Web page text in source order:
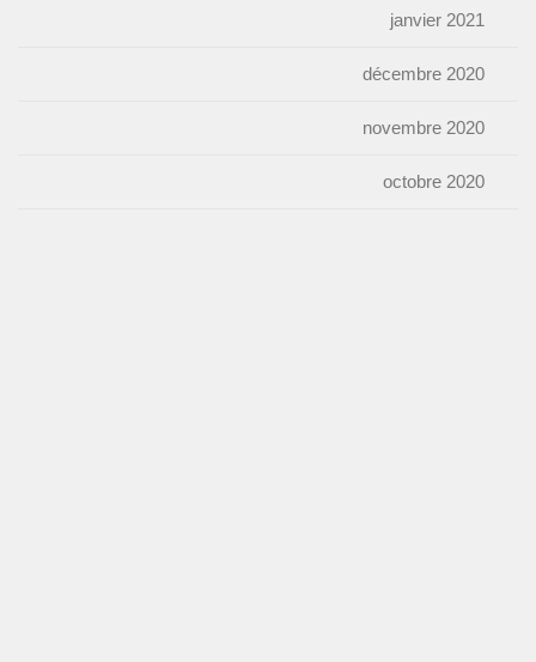
janvier 2021
décembre 2020
novembre 2020
octobre 2020